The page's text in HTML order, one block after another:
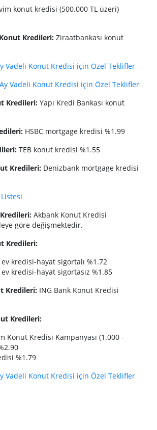
konut kredisi (500.000 TL üzeri)
Kredileri: Ziraatbankası konut
Vadeli Konut Kredisi için Özel Teklifler
Vadeli Konut Kredisi için Özel Teklifler
Kredileri: Yapı Kredi Bankası konut
HSBC mortgage kredisi %1.99
TEB konut kredisi %1.55
Kredileri: Denizbank mortgage kredisi
Akbank Konut Kredisi
göre değişmektedir.
Kredileri:
ev kredisi-hayat sigortalı %1.72
ev kredisi-hayat sigortasız %1.85
Kredileri: ING Bank Konut Kredisi
Kredileri:
Konut Kredisi Kampanyası (1.000 -
%1.79
Vadeli Konut Kredisi için Özel Teklifler